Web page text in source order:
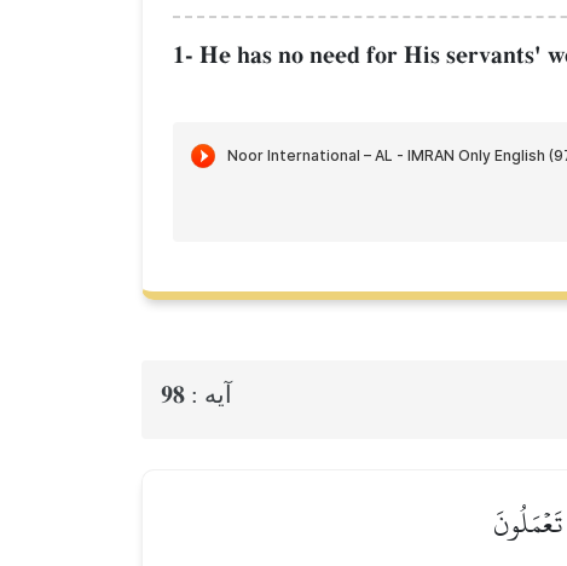
1- He has no need for His servants'
آيه : 98